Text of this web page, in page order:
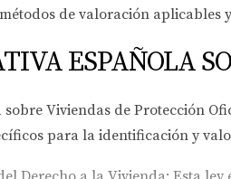
de valoración aplicables
ESPAÑOLA
Viviendas de Protección
para la identificación y